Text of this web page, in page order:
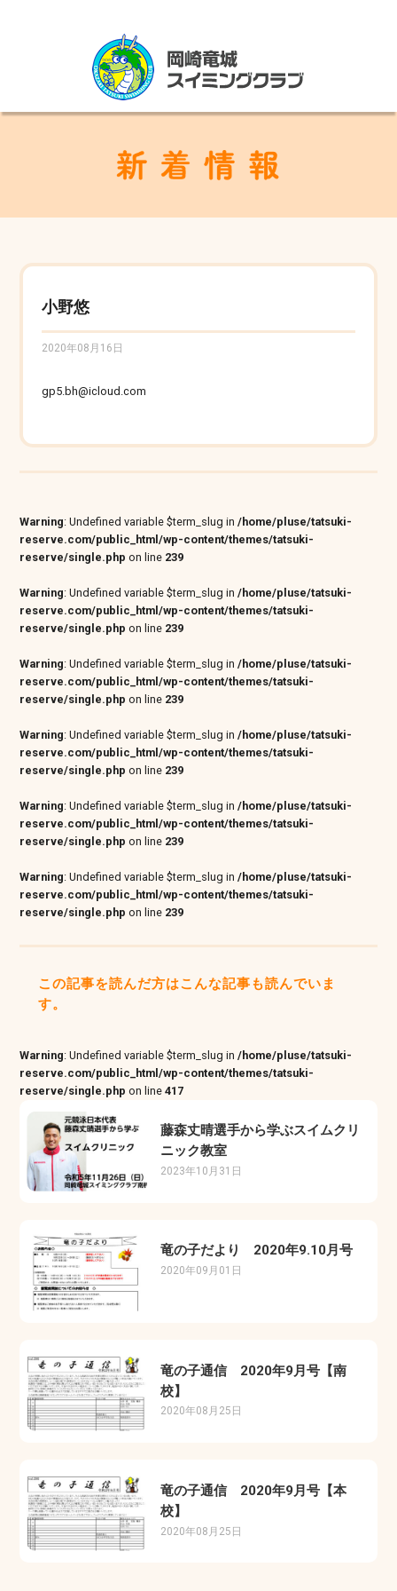
小野悠
2020年08月16日
gp5.bh@icloud.com
Warning: Undefined variable $term_slug in/home/pluse/tatsuki-
reserve.com/public_html/wp-content/themes/tatsuki-
reserve/single.php on line 239
Warning: Undefined variable $term_slug in/home/pluse/tatsuki-
reserve.com/public_html/wp-content/themes/tatsuki-
reserve/single.php on line 239
Warning: Undefined variable $term_slug in/home/pluse/tatsuki-
reserve.com/public_html/wp-content/themes/tatsuki-
reserve/single.php on line 239
Warning: Undefined variable $term_slug in/home/pluse/tatsuki-
reserve.com/public_html/wp-content/themes/tatsuki-
reserve/single.php on line 239
Warning: Undefined variable $term_slug in/home/pluse/tatsuki-
reserve.com/public_html/wp-content/themes/tatsuki-
reserve/single.php on line 239
Warning: Undefined variable $term_slug in/home/pluse/tatsuki-
reserve.com/public_html/wp-content/themes/tatsuki-
reserve/single.php on line 239
この記事を読んだ方はこんな記事も読んでいま
す。
Warning: Undefined variable $term_slug in/home/pluse/tatsuki-
reserve.com/public_html/wp-content/themes/tatsuki-
reserve/single.php on line417
藤森丈晴選手から学ぶスイムクリ
ニック教室
2023年10月31日
竜の子だより 2020年9.10月号
2020年09月01日
竜の子通信 2020年9月号【南
校】
2020年08月25日
竜の子通信 2020年9月号【本
校】
2020年08月25日